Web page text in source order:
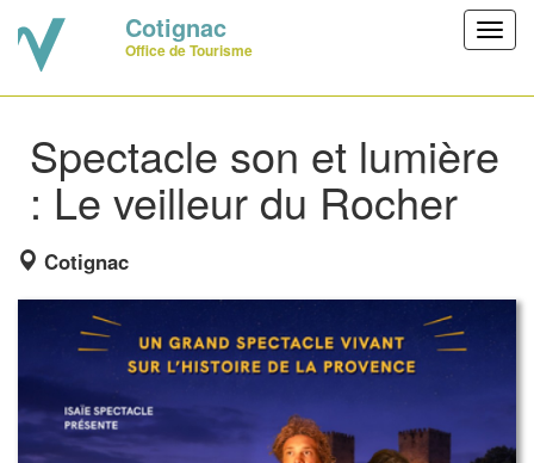
Cotignac
Office de Tourisme
Spectacle son et lumière
: Le veilleur du Rocher
Cotignac